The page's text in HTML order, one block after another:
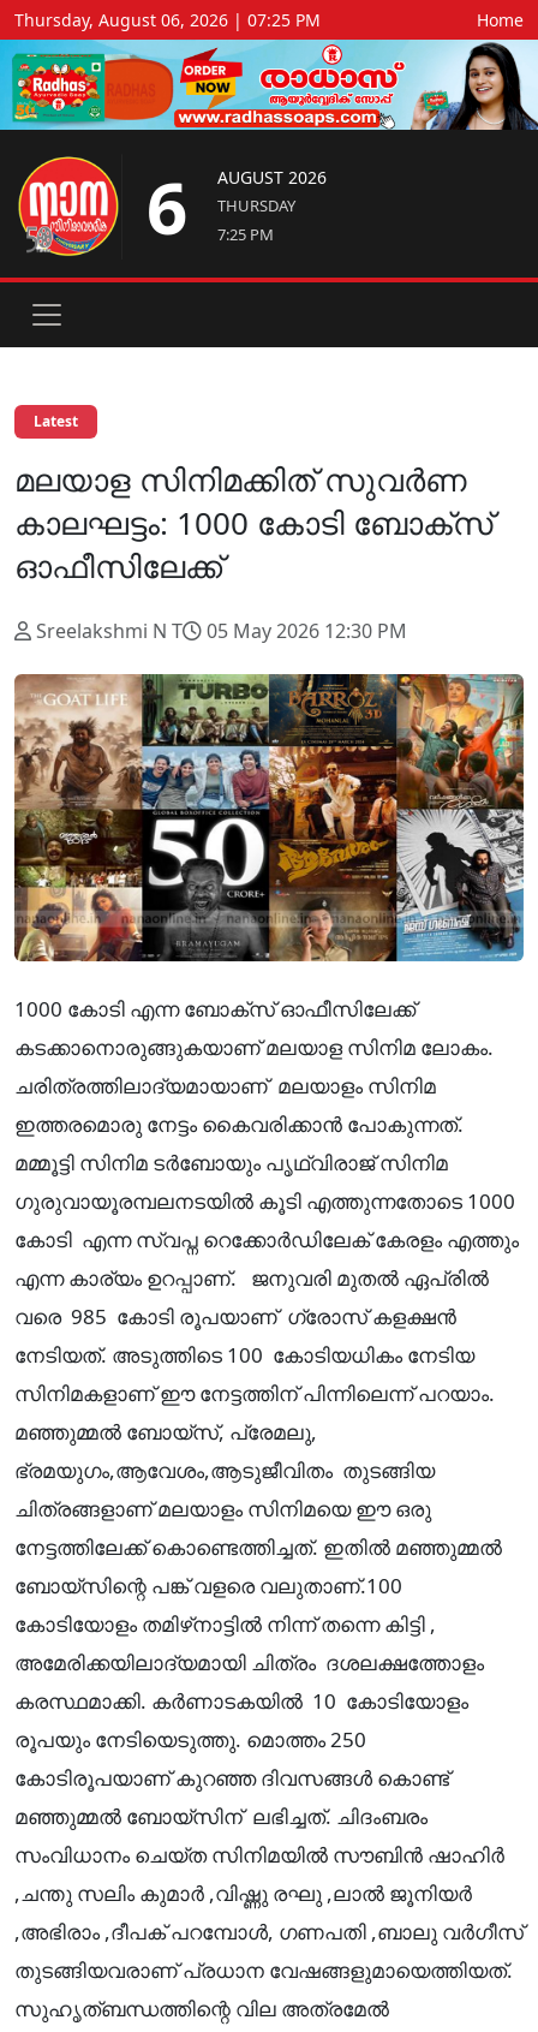
Thursday, August 06, 2026 | 07:25 PM Home
6 AUGUST 2026
THURSDAY
7:25 PM
Latest
മലയാള സിനിമക്കിത് സുവർണ
കാലഘട്ടം: 1000 കോടി ബോക്സ്
ഓഫീസിലേക്ക്
Sreelakshmi N T 05 May 2026 12:30 PM
1000 കോടി എന്ന ബോക്സ് ഓഫീസിലേക്ക്
കടക്കാനൊരുങ്ങുകയാണ് മലയാള സിനിമ ലോകം.
ചരിത്രത്തിലാദ്യമായാണ് മലയാളം സിനിമ
ഇത്തരമൊരു നേട്ടം കൈവരിക്കാൻ പോകുന്നത്.
മമ്മൂട്ടി സിനിമ ടർബോയും പൃഥ്വിരാജ് സിനിമ
ഗുരുവായൂരമ്പലനടയിൽ കൂടി എത്തുന്നതോടെ 1000
കോടി എന്ന സ്വപ്ന റെക്കോർഡിലേക് കേരളം എത്തും
എന്ന കാര്യം ഉറപ്പാണ്. ജനുവരി മുതൽ ഏപ്രിൽ
വരെ 985 കോടി രൂപയാണ് ഗ്രോസ് കളക്ഷൻ
നേടിയത്. അടുത്തിടെ 100 കോടിയധികം നേടിയ
സിനിമകളാണ് ഈ നേട്ടത്തിന് പിന്നിലെന്ന് പറയാം.
മഞ്ഞുമ്മൽ ബോയ്സ്, പ്രേമലു,
ഭ്രമയുഗം,ആവേശം,ആടുജീവിതം തുടങ്ങിയ
ചിത്രങ്ങളാണ് മലയാളം സിനിമയെ ഈ ഒരു
നേട്ടത്തിലേക്ക് കൊണ്ടെത്തിച്ചത്. ഇതിൽ മഞ്ഞുമ്മൽ
ബോയ്സിന്റെ പങ്ക് വളരെ വലുതാണ്.100
കോടിയോളം തമിഴ്‌നാട്ടിൽ നിന്ന് തന്നെ കിട്ടി ,
അമേരിക്കയിലാദ്യമായി ചിത്രം ദശലക്ഷത്തോളം
കരസ്ഥമാക്കി. കർണാടകയിൽ 10 കോടിയോളം
രൂപയും നേടിയെടുത്തു. മൊത്തം 250
കോടിരൂപയാണ് കുറഞ്ഞ ദിവസങ്ങൾ കൊണ്ട്
മഞ്ഞുമ്മൽ ബോയ്സിന് ലഭിച്ചത്. ചിദംബരം
സംവിധാനം ചെയ്ത സിനിമയിൽ സൗബിൻ ഷാഹിർ
,ചന്തു സലിം കുമാർ ,വിഷ്ണു രഘു ,ലാൽ ജൂനിയർ
,അഭിരാം ,ദീപക് പറമ്പോൾ, ഗണപതി ,ബാലു വർഗീസ്
തുടങ്ങിയവരാണ് പ്രധാന വേഷങ്ങളുമായെത്തിയത്.
സുഹൃത്ബന്ധത്തിന്റെ വില അത്രമേൽ